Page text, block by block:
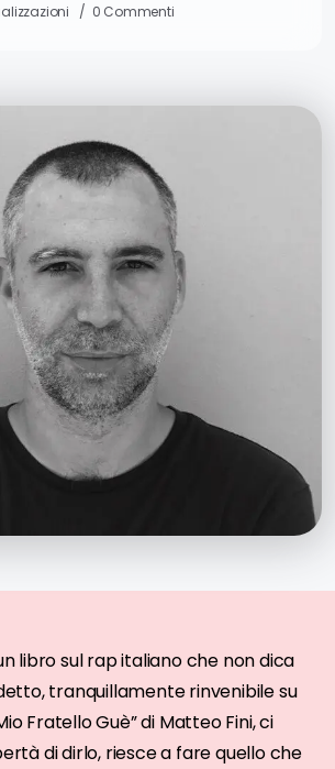
0 Commenti
libro sul rap italiano che non dica
tranquillamente rinvenibile su
Fratello Guè” di Matteo Fini, ci
di dirlo, riesce a fare quello che